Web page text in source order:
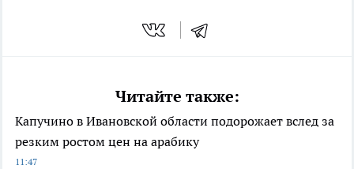
Читайте также:
Капучино в Ивановской области подорожает вслед за
резким ростом цен на арабику
11:47